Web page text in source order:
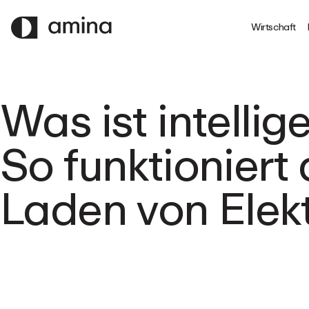
HAUPTINHALT
SPRINGEN Wirtschaft
Was ist
So
Laden von